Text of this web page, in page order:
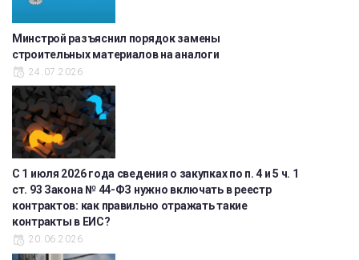
Минстрой разъяснил порядок замены
строительных материалов на аналоги
24.07.2026
С 1 июля 2026 года сведения о закупках по п. 4 и 5 ч. 1
ст. 93 Закона № 44-ФЗ нужно включать в реестр
контрактов: как правильно отражать такие
контракты в ЕИС?
20.06.2026